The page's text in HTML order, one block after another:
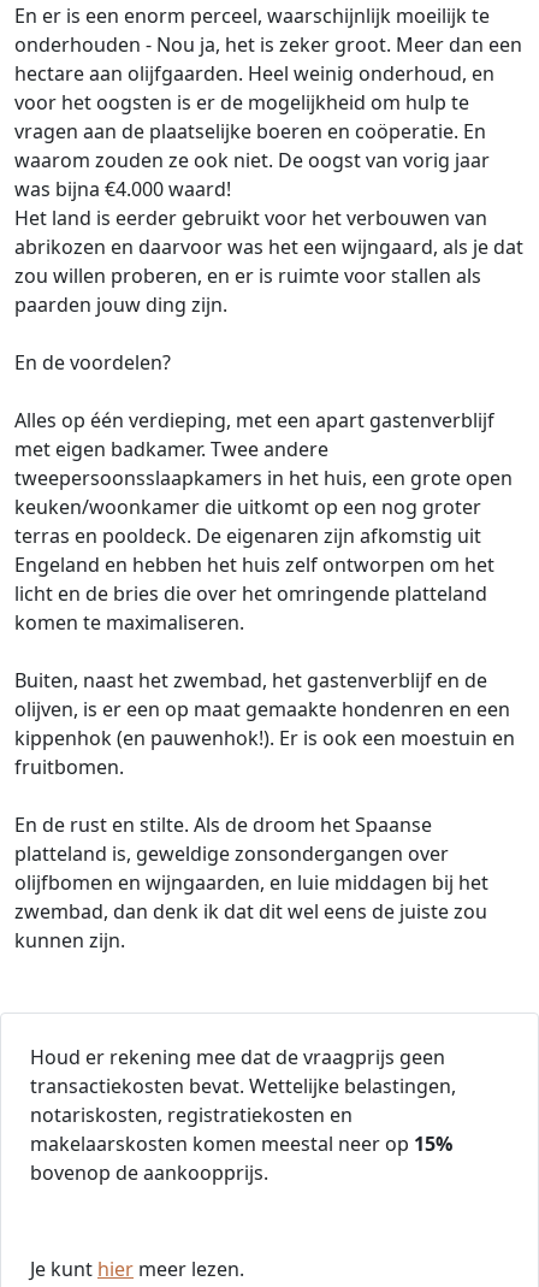
En er is een enorm perceel, waarschijnlijk moeilijk te
onderhouden - Nou ja, het is zeker groot. Meer dan een
hectare aan olijfgaarden. Heel weinig onderhoud, en
voor het oogsten is er de mogelijkheid om hulp te
vragen aan de plaatselijke boeren en coöperatie. En
waarom zouden ze ook niet. De oogst van vorig jaar
was bijna €4.000 waard!
Het land is eerder gebruikt voor het verbouwen van
abrikozen en daarvoor was het een wijngaard, als je dat
zou willen proberen, en er is ruimte voor stallen als
paarden jouw ding zijn.
En de voordelen?
Alles op één verdieping, met een apart gastenverblijf
met eigen badkamer. Twee andere
tweepersoonsslaapkamers in het huis, een grote open
keuken/woonkamer die uitkomt op een nog groter
terras en pooldeck. De eigenaren zijn afkomstig uit
Engeland en hebben het huis zelf ontworpen om het
licht en de bries die over het omringende platteland
komen te maximaliseren.
Buiten, naast het zwembad, het gastenverblijf en de
olijven, is er een op maat gemaakte hondenren en een
kippenhok (en pauwenhok!). Er is ook een moestuin en
fruitbomen.
En de rust en stilte. Als de droom het Spaanse
platteland is, geweldige zonsondergangen over
olijfbomen en wijngaarden, en luie middagen bij het
zwembad, dan denk ik dat dit wel eens de juiste zou
kunnen zijn.
Houd er rekening mee dat de vraagprijs geen
transactiekosten bevat. Wettelijke belastingen,
notariskosten, registratiekosten en
makelaarskosten komen meestal neer op 15%
bovenop de aankoopprijs.
Je kunt hier meer lezen.